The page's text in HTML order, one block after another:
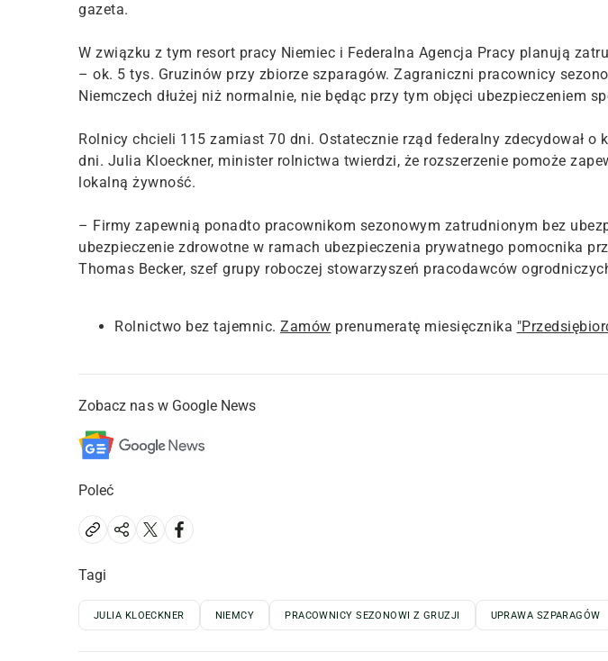
gazeta.
W związku z tym resort pracy Niemiec i Federalna Agencja Pracy planują
– ok. 5 tys. Gruzinów przy zbiorze szparagów. Zagraniczni pracownicy
Niemczech dłużej niż normalnie, nie będąc przy tym objęci ubezpieczeniem
Rolnicy chcieli 115 zamiast 70 dni. Ostatecznie rząd federalny zdecydował o
dni. Julia Kloeckner, minister rolnictwa twierdzi, że rozszerzenie pomoże
lokalną żywność.
– Firmy zapewnią ponadto pracownikom sezonowym zatrudnionym bez
ubezpieczenie zdrowotne w ramach ubezpieczenia prywatnego pomocnika
Thomas Becker, szef grupy roboczej stowarzyszeń pracodawców
Rolnictwo bez tajemnic. Zamów prenumeratę miesięcznika
Zobacz nas w Google News
Poleć
Tagi
JULIA KLOECKNER NIEMCY PRACOWNICY SEZONOWI Z GRUZJI UPRAWA SZPARAGÓW